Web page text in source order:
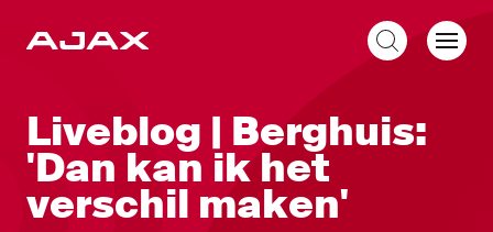
Liveblog
Liveblog | Berghuis:
'Dan kan ik het
verschil maken'